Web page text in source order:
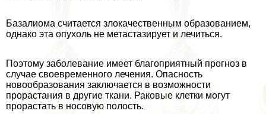
Базалиома считается злокачественным образованием,
однако эта опухоль не метастазирует и лечиться.
Поэтому заболевание имеет благоприятный прогноз в
случае своевременного лечения. Опасность
новообразования заключается в возможности
прорастания в другие ткани. Раковые клетки могут
прорастать в носовую полость.